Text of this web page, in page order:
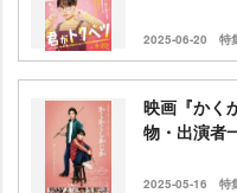
2025-06-20 特
映画『かく
物・出演者
2025-05-16 特